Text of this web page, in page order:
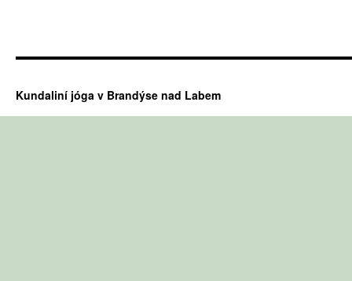
Kundaliní jóga v Brandýse nad Labem